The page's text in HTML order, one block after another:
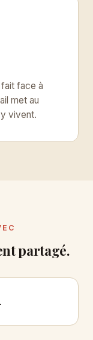
face à
met au
vivent.
partagé.